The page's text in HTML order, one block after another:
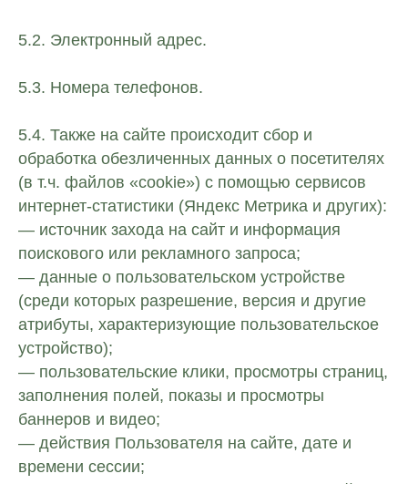
5.2. Электронный адрес.
5.3. Номера телефонов.
5.4. Также на сайте происходит сбор и
обработка обезличенных данных о посетителях
(в т.ч. файлов «cookie») с помощью сервисов
интернет-статистики (Яндекс Метрика и других):
— источник захода на сайт и информация
поискового или рекламного запроса;
— данные о пользовательском устройстве
(среди которых разрешение, версия и другие
атрибуты, характеризующие пользовательское
устройство);
— пользовательские клики, просмотры страниц,
заполнения полей, показы и просмотры
баннеров и видео;
— действия Пользователя на сайте, дате и
времени сессии;